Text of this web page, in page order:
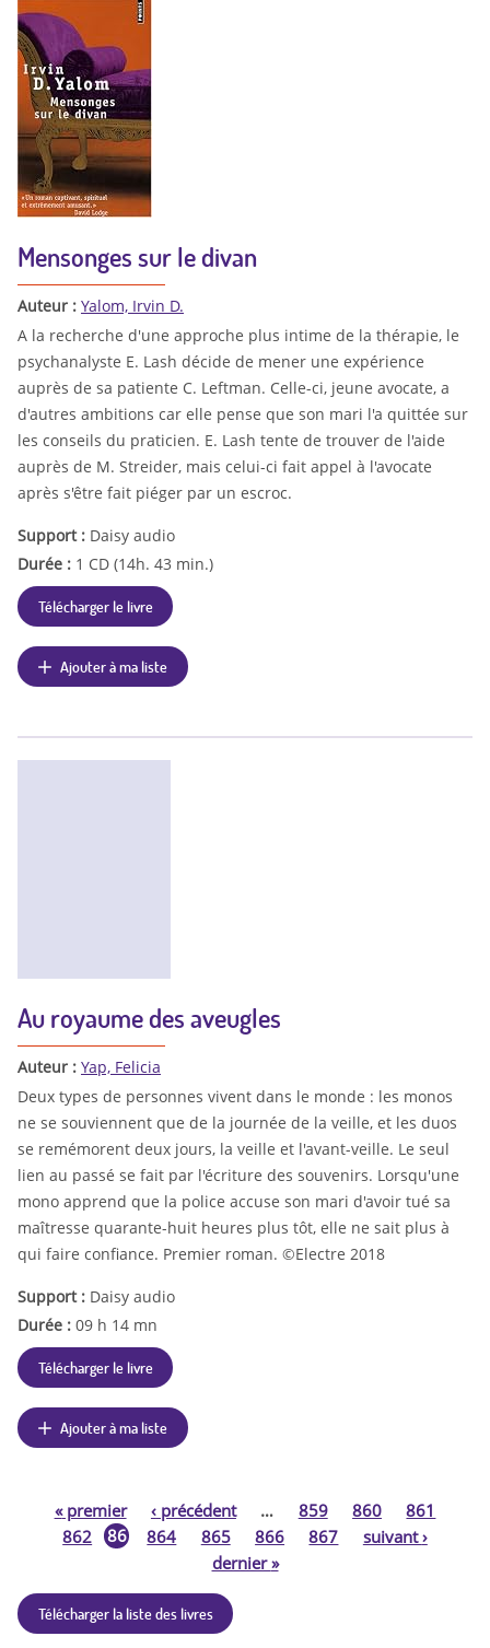
Mensonges sur le divan
Auteur : Yalom, Irvin D.
A la recherche d'une approche plus intime de la thérapie, le
psychanalyste E. Lash décide de mener une expérience
auprès de sa patiente C. Leftman. Celle-ci, jeune avocate, a
d'autres ambitions car elle pense que son mari l'a quittée sur
les conseils du praticien. E. Lash tente de trouver de l'aide
auprès de M. Streider, mais celui-ci fait appel à l'avocate
après s'être fait piéger par un escroc.
Support : Daisy audio
Durée : 1 CD (14h. 43 min.)
Télécharger le livre
Ajouter à ma liste
Au royaume des aveugles
Auteur : Yap, Felicia
Deux types de personnes vivent dans le monde : les monos
ne se souviennent que de la journée de la veille, et les duos
se remémorent deux jours, la veille et l'avant-veille. Le seul
lien au passé se fait par l'écriture des souvenirs. Lorsqu'une
mono apprend que la police accuse son mari d'avoir tué sa
maîtresse quarante-huit heures plus tôt, elle ne sait plus à
qui faire confiance. Premier roman. ©Electre 2018
Support : Daisy audio
Durée : 09 h 14 mn
Télécharger le livre
Ajouter à ma liste
g
«premier ‹précédent … 859 860
861
862
86
864 865 866 867 suivant›
dernier»
Télécharger la liste des livres